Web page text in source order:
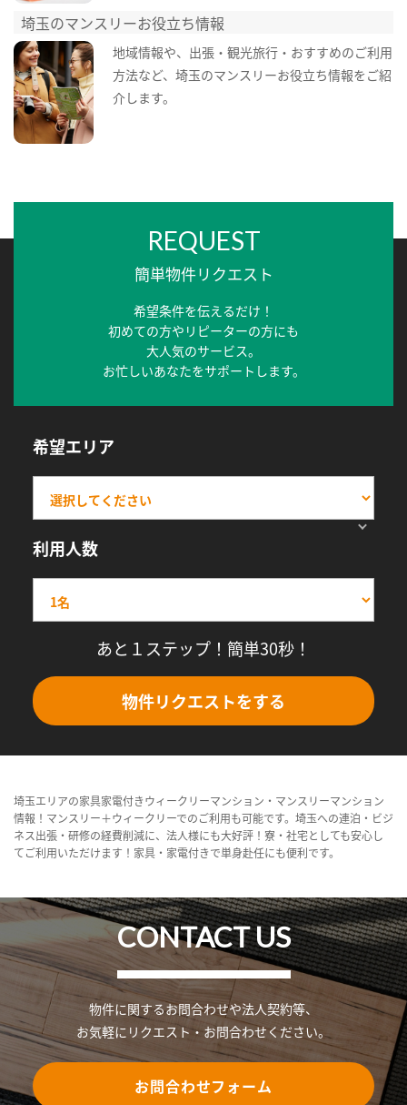
埼玉のマンスリーお役立ち情報
地域情報や、出張・観光旅行・おすすめのご利用
方法など、埼玉のマンスリーお役立ち情報をご紹
介します。
REQUEST
簡単物件リクエスト
希望条件を伝えるだけ！
初めての方やリピーターの方にも
大人気のサービス。
お忙しいあなたをサポートします。
希望エリア
利用人数
あと１ステップ！簡単30秒！
物件リクエストをする
埼玉エリアの家具家電付きウィークリーマンション・マンスリーマンション
情報！マンスリー＋ウィークリーでのご利用も可能です。埼玉への連泊・ビジ
ネス出張・研修の経費削減に、法人様にも大好評！寮・社宅としても安心し
てご利用いただけます！家具・家電付きで単身赴任にも便利です。
CONTACT US
物件に関するお問合わせや法人契約等、
お気軽にリクエスト・お問合わせください。
お問合わせフォーム